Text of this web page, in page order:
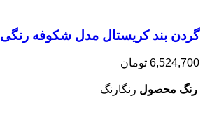
گردن بند کریستال مدل شکوفه رنگی
6,524,700 تومان
رنگ محصول رنگارنگ